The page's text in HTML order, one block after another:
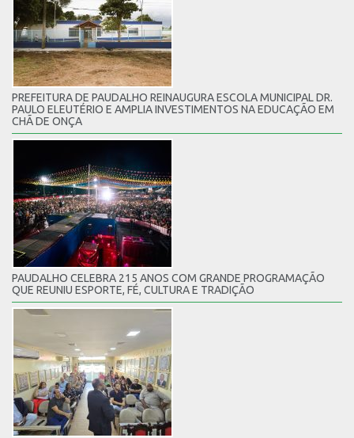
PREFEITURA DE PAUDALHO REINAUGURA ESCOLA MUNICIPAL DR.
PAULO ELEUTÉRIO E AMPLIA INVESTIMENTOS NA EDUCAÇÃO EM
CHÃ DE ONÇA
PAUDALHO CELEBRA 215 ANOS COM GRANDE PROGRAMAÇÃO
QUE REUNIU ESPORTE, FÉ, CULTURA E TRADIÇÃO